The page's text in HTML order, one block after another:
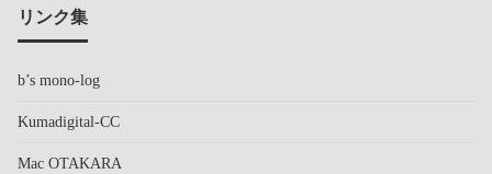
リンク集
b’s mono-log
Kumadigital-CC
Mac OTAKARA